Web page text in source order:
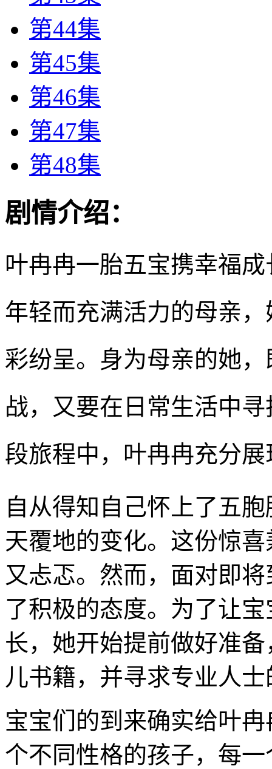
第44集
第45集
第46集
第47集
第48集
剧情介绍：
叶冉冉一胎五宝携幸福
年轻而充满活力的母亲
彩纷呈。身为母亲的她
战，又要在日常生活中
段旅程中，叶冉冉充分
自从得知自己怀上了五
天覆地的变化。这份惊
又忐忑。然而，面对即
了积极的态度。为了让
长，她开始提前做好准
儿书籍，并寻求专业人
宝宝们的到来确实给叶
个不同性格的孩子，每